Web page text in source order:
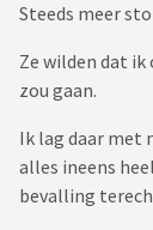
Steeds meer
Ze wilden dat
zou gaan.
Ik lag daar met
alles ineens
bevalling